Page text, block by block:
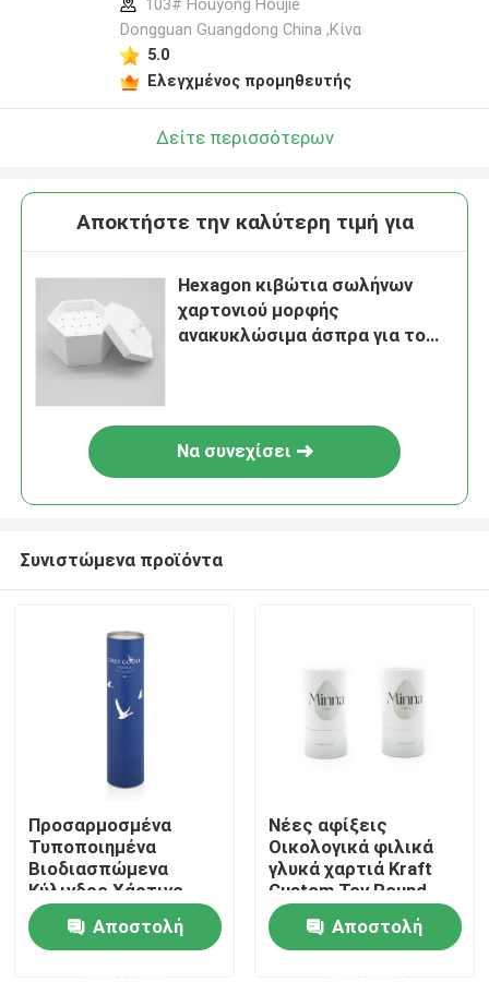
Σπίτι
Προϊόντα
103# Houyong Houjie
Dongguan Guangdong China ,Κίνα
5.0
Ελεγχμένος προμηθευτής
Δείτε περισσότερων
Αποκτήστε την καλύτερη τιμή για
Hexagon κιβώτια σωλήνων
χαρτονιού μορφής
ανακυκλώσιμα άσπρα για το
Να συνεχίσει
Συνιστώμενα προϊόντα
Προσαρμοσμένα
Τυποποιημένα
Βιοδιασπώμενα
Κύλινδρο Χάρτινο
Κάρτορν Κουτιά
Τυβώματος
Κοσμητική Συσκευή
Αποστολή
Νέες αφίξεις
Οικολογικά φιλικά
γλυκά χαρτιά Kraft
Custom Toy Round
Tube Αποθήκευση
Κουτί δώροΑποστολή